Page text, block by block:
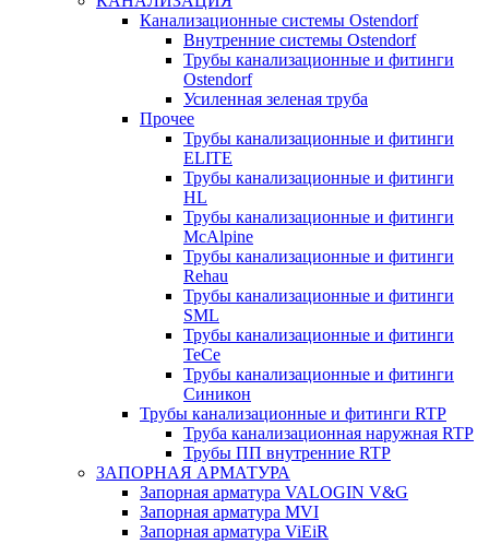
Канализационные системы Ostendorf
Внутренние системы Ostendorf
Трубы канализационные и фитинги
Ostendorf
Усиленная зеленая труба
Прочее
Трубы канализационные и фитинги
ELITE
Трубы канализационные и фитинги
HL
Трубы канализационные и фитинги
McAlpine
Трубы канализационные и фитинги
Rehau
Трубы канализационные и фитинги
SML
Трубы канализационные и фитинги
TeCe
Трубы канализационные и фитинги
Синикон
Трубы канализационные и фитинги RTP
Труба канализационная наружная RTP
Трубы ПП внутренние RTP
ЗАПОРНАЯ АРМАТУРА
Запорная арматура VALOGIN V&G
Запорная арматура MVI
Запорная арматура ViEiR